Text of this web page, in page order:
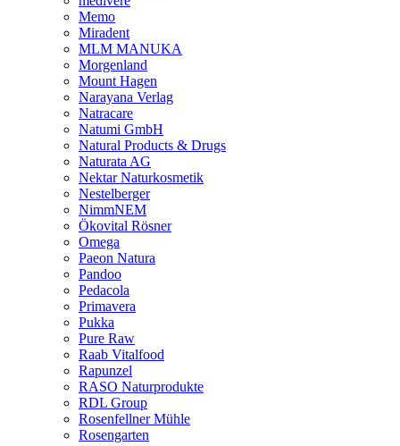
Memo
Miradent
MLM MANUKA
Morgenland
Mount Hagen
Narayana Verlag
Natracare
Natumi GmbH
Natural Products & Drugs
Naturata AG
Nektar Naturkosmetik
Nestelberger
NimmNEM
Ökovital Rösner
Omega
Paeon Natura
Pandoo
Pedacola
Primavera
Pukka
Pure Raw
Raab Vitalfood
Rapunzel
RASO Naturprodukte
RDL Group
Rosenfellner Mühle
Rosengarten